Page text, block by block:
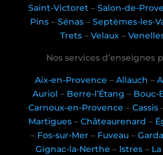
Saint-Victoret –Salon-de-
Pins– Sénas– Septèmes-les-
Trets– Velaux–
Nos services d’enseignes
Aix-en-Provence –Allauch –
Auriol – Berre-l’Étang – Bouc-
Carnoux-en-Provence – Cassis
Martigues –Châteaurenard –
– Fos-sur-Mer– Fuveau–
Gignac-la-Nerthe – Istres–